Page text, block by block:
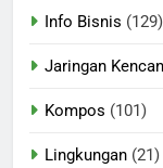
Info Bisnis (129)
Jaringan
Kompos (101)
Lingkungan (21)